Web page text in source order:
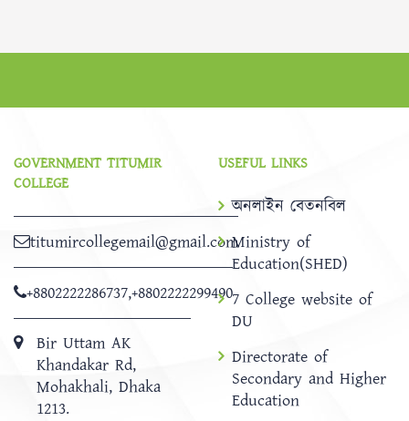
GOVERNMENT TITUMIR
COLLEGE
titumircollegemail@gmail.com
+8802222286737,+8802222299490
Bir Uttam AK
Khandakar Rd,
Mohakhali, Dhaka
1213.
USEFUL LINKS
অনলাইন বেতনবিল
Ministry of
Education(SHED)
7 College website of
DU
Directorate of
Secondary and Higher
Education